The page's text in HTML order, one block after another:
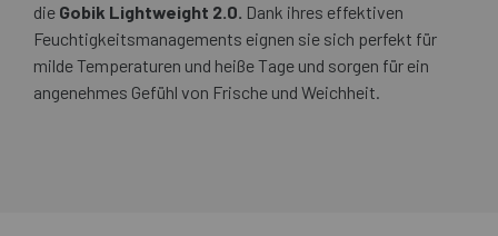
die Gobik Lightweight 2.0. Dank ihres effektiven
Feuchtigkeitsmanagements eignen sie sich perfekt für
milde Temperaturen und heiße Tage und sorgen für ein
angenehmes Gefühl von Frische und Weichheit.